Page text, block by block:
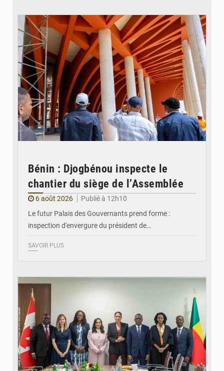
Bénin : Djogbénou inspecte le
chantier du siège de l’Assemblée
6 août 2026
Publié à 12h10
Le futur Palais des Gouvernants prend forme :
inspection d'envergure du président de…
SAVOIR PLUS